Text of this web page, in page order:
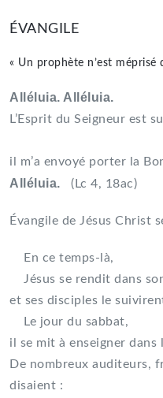
ÉVANGILE
« Un prophète n’est méprisé
Alléluia. Alléluia.
L’Esprit du
il m’a envoyé porter la
Alléluia. (Lc 4, 18ac)
Évangile de Jésus Christ
En ce temps-là,
Jésus se rendit dans
et ses disciples le
Le jour du sabbat,
il se mit à enseigner dans
De nombreux auditeurs,
disaient :